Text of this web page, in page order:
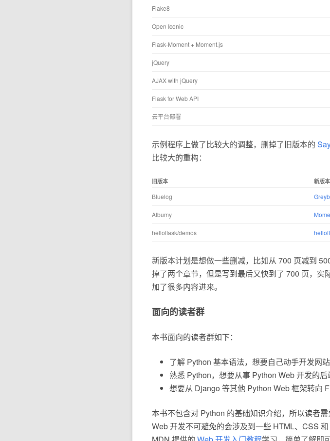
Flake8
Open Iconic
Flask-Moment + Moment.js
jQuery
AJAX with jQuery
Flask for Web API
云平台部署
示例程序上做了比较大的调整，删掉了旧版本的
比较大的重构：
旧版本 新版本
Bluelog
Albumy
helloflask/demos
新版本计划是想做一些删减，比如从 700 页减到
掉了两个章节，但是写到最后又快到了 700 页，
加了很多内容进来。
面向的读者群
本书面向的读者群如下：
了解 Python 基本语法，想要自己动手开发网
熟悉 Python，想要从事 Python Web 开发的
想要从 Django 等其他 Python Web 框架转向
本书不包含对 Python 的基础知识介绍，所以读者
Web 开发不可避免的会涉及到一些 HTML、CSS